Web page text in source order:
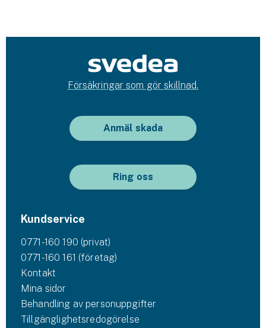
Försäkring via förmedlareFörsäkringar som gör skillnad.
Anmäl skada
Ring oss
Kundservice
0771-160 190 (privat)
0771-160 161 (företag)
Kontakt
Mina sidor
Behandling av personuppgifter
Tillgänglighetsredogörelse